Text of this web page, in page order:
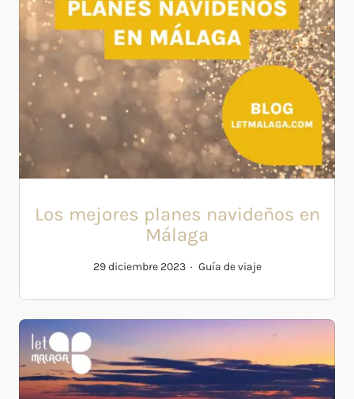
Los mejores planes navideños en
Málaga
29 diciembre 2023 Guía de viaje